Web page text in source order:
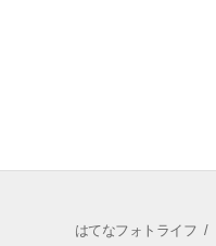
はてなフォトライフ /